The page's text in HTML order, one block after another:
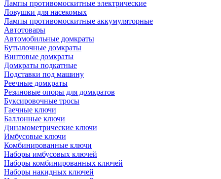
Лампы противомоскитные электрические
Ловушки для насекомых
Лампы противомоскитные аккумуляторные
Автотовары
Автомобильные домкраты
Бутылочные домкраты
Винтовые домкраты
Домкраты подкатные
Подставки под машину
Реечные домкраты
Резиновые опоры для домкратов
Буксировочные тросы
Гаечные ключи
Баллонные ключи
Динамометрические ключи
Имбусовые ключи
Комбинированные ключи
Наборы имбусовых ключей
Наборы комбинированных ключей
Наборы накидных ключей